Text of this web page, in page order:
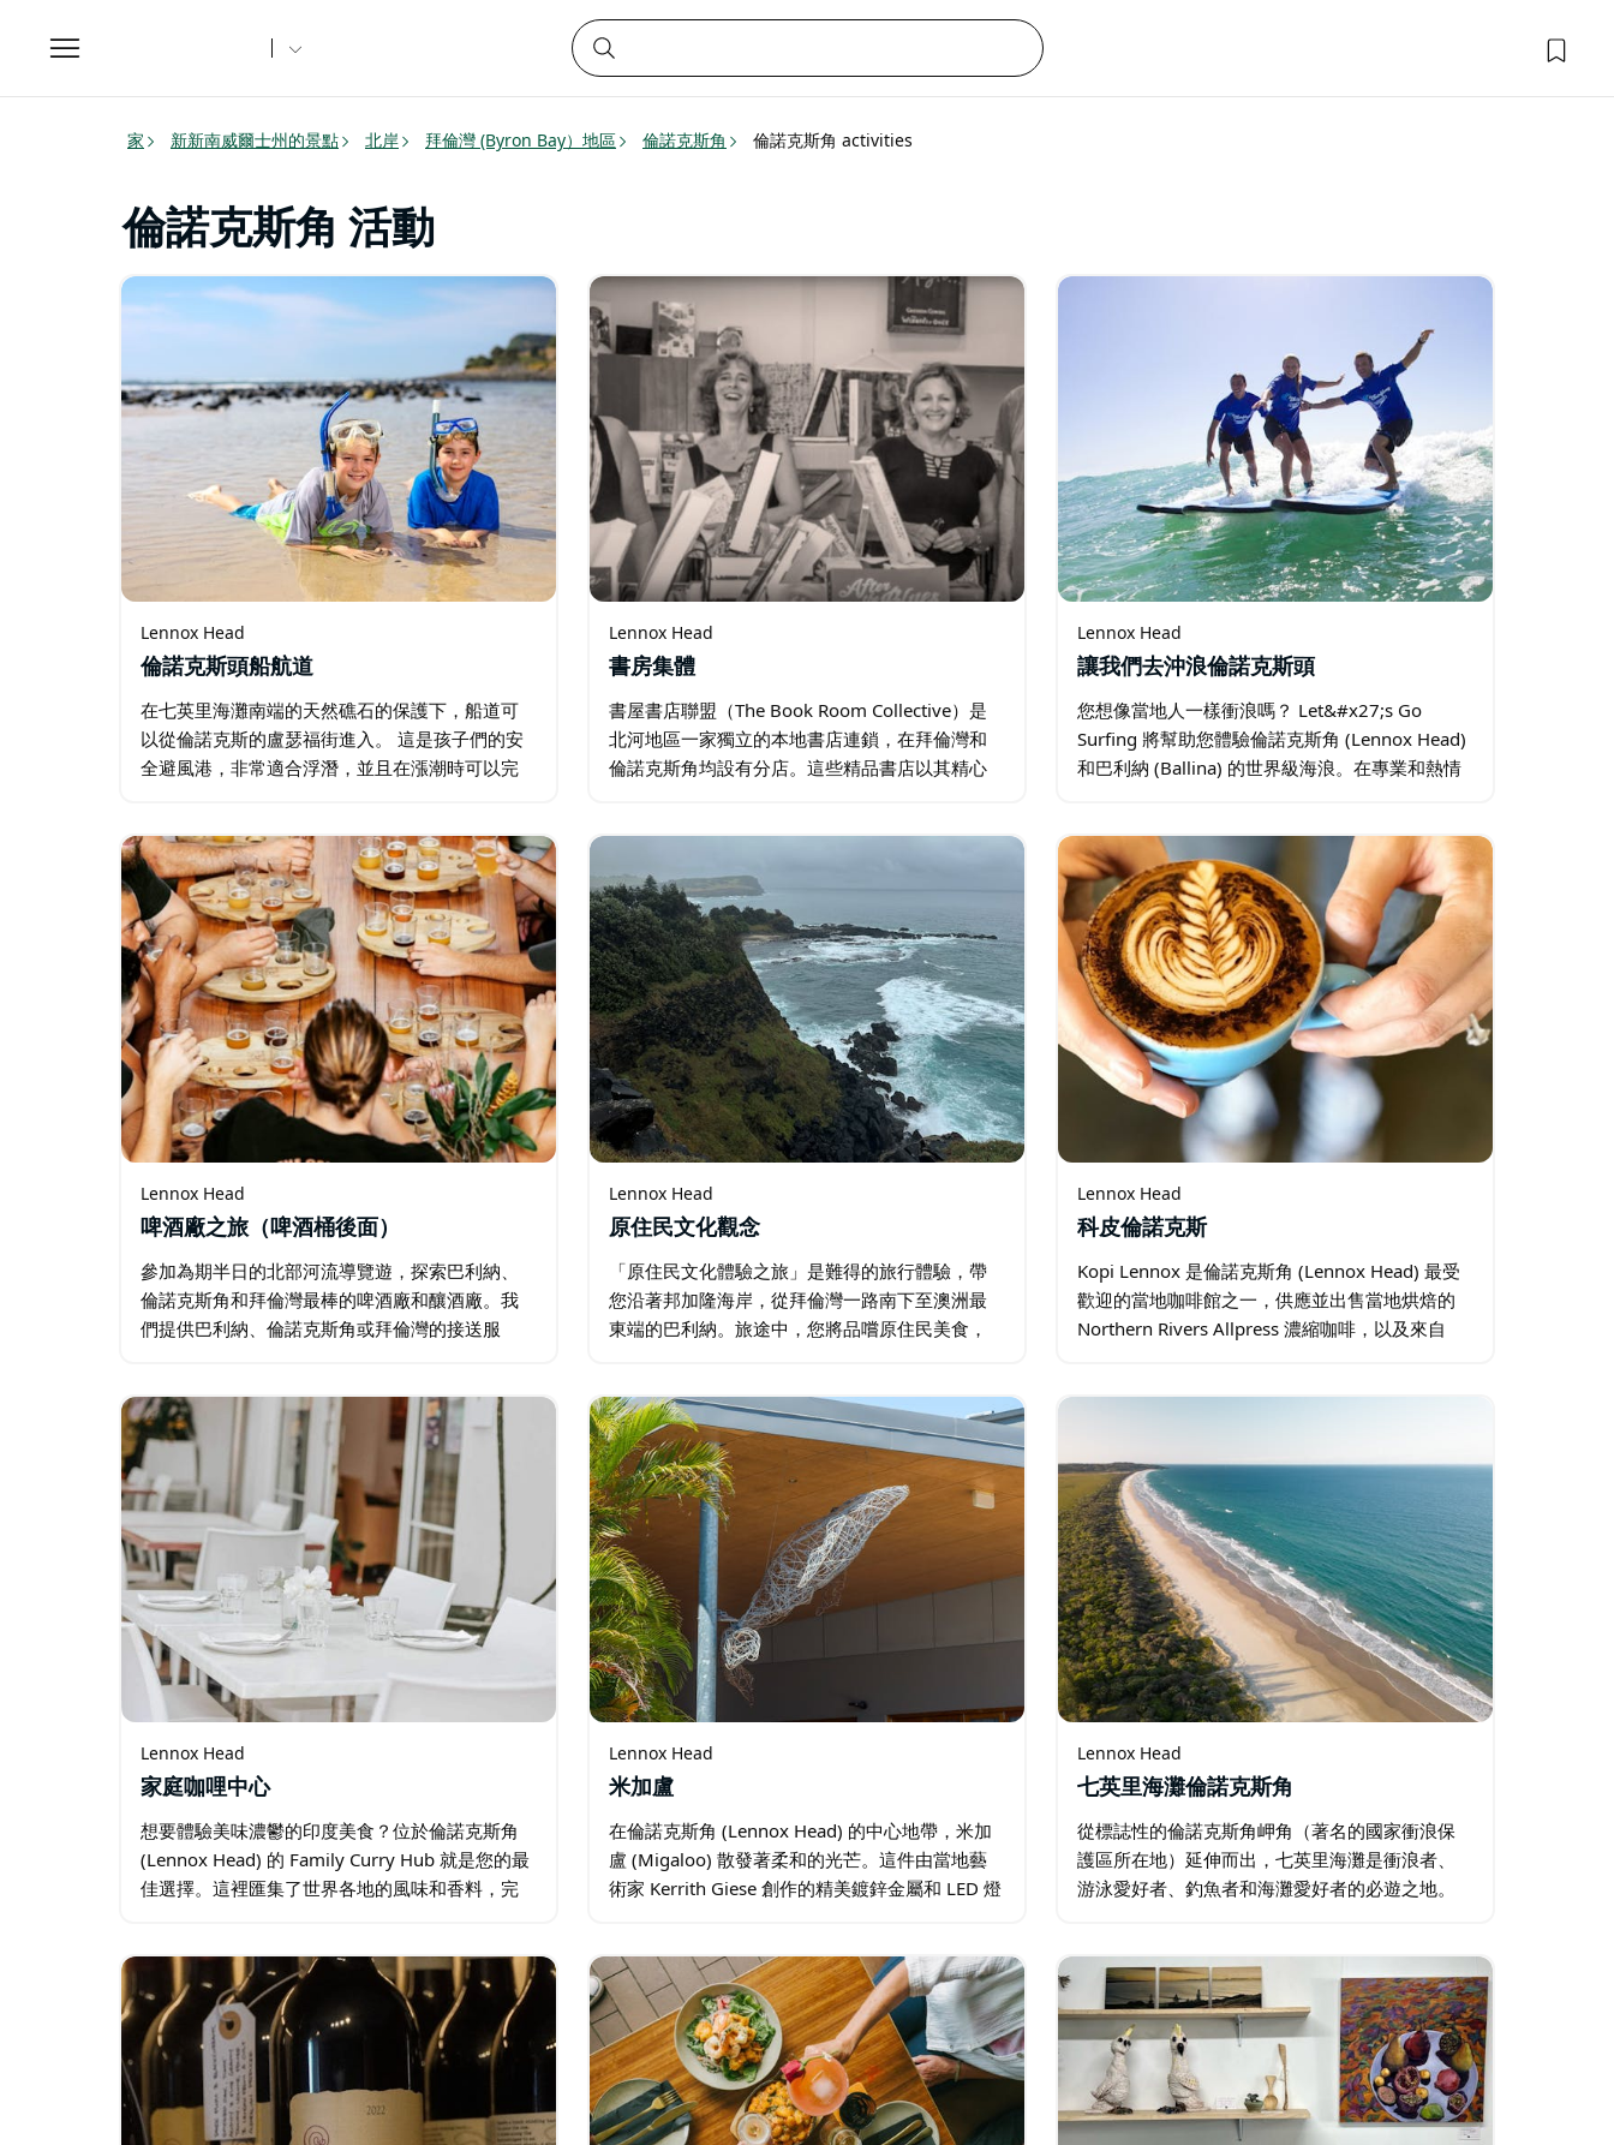
Toggle
navigation
家 新新南威爾士州的景點 北岸 拜倫灣 (Byron Bay）地區 倫諾克斯角 倫諾克斯角 activities
倫諾克斯角 活動
Lennox Head
倫諾克斯頭船航道
在七英里海灘南端的天然礁石的保護下，船道可
以從倫諾克斯的盧瑟福街進入。 這是孩子們的安
全避風港，非常適合浮潛，並且在漲潮時可以完
Lennox Head
書房集體
書屋書店聯盟（The Book Room Collective）是
北河地區一家獨立的本地書店連鎖，在拜倫灣和
倫諾克斯角均設有分店。這些精品書店以其精心
Lennox Head
讓我們去沖浪倫諾克斯頭
您想像當地人一樣衝浪嗎？ Let&#x27;s Go
Surfing 將幫助您體驗倫諾克斯角 (Lennox Head)
和巴利納 (Ballina) 的世界級海浪。在專業和熱情
Lennox Head
啤酒廠之旅（啤酒桶後面）
參加為期半日的北部河流導覽遊，探索巴利納、
倫諾克斯角和拜倫灣最棒的啤酒廠和釀酒廠。我
們提供巴利納、倫諾克斯角或拜倫灣的接送服
廠，每站都包含品酒槳…
Lennox Head
原住民文化觀念
「原住民文化體驗之旅」是難得的旅行體驗，帶
您沿著邦加隆海岸，從拜倫灣一路南下至澳洲最
東端的巴利納。旅途中，您將品嚐原住民美食，
化體驗，行程包括半日遊、一日遊…
Lennox Head
科皮倫諾克斯
Kopi Lennox 是倫諾克斯角 (Lennox Head) 最受
歡迎的當地咖啡館之一，供應並出售當地烘焙的
Northern Rivers Allpress 濃縮咖啡，以及來自
Lennox Head
家庭咖哩中心
想要體驗美味濃鬱的印度美食？位於倫諾克斯角
(Lennox Head) 的 Family Curry Hub 就是您的最
佳選擇。這裡匯集了世界各地的風味和香料，完
Lennox Head
米加盧
在倫諾克斯角 (Lennox Head) 的中心地帶，米加
盧 (Migaloo) 散發著柔和的光芒。這件由當地藝
術家 Kerrith Giese 創作的精美鍍鋅金屬和 LED 燈
Lennox Head
七英里海灘倫諾克斯角
從標誌性的倫諾克斯角岬角（著名的國家衝浪保
護區所在地）延伸而出，七英里海灘是衝浪者、
游泳愛好者、釣魚者和海灘愛好者的必遊之地。
遊客可以前往盧瑟福街附近的船道…